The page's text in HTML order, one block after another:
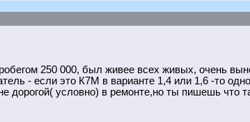
250 000, был живее всех живых, очень
- если это К7М в варианте 1,4 или 1,6 -то
дорогой( условно) в ремонте,но ты пишешь что